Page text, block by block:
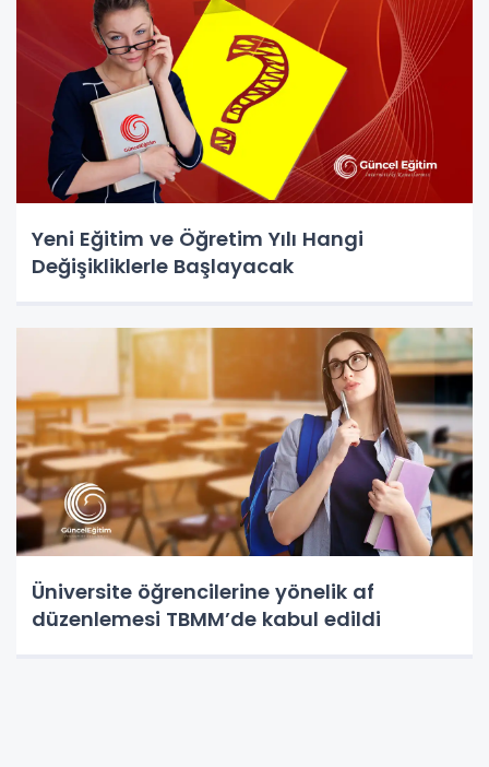
Yeni Eğitim ve Öğretim Yılı Hangi
Değişikliklerle Başlayacak
Üniversite öğrencilerine yönelik af
düzenlemesi TBMM’de kabul edildi